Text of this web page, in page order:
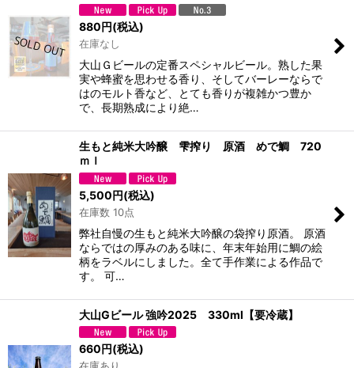
880円(税込)
在庫なし
大山Ｇビールの定番スペシャルビール。熟した果
実や蜂蜜を思わせる香り、そしてバーレーならで
はのモルト香など、とても香りが複雑かつ豊か
で、長期熟成により絶…
生もと純米大吟醸 雫搾り 原酒 めで鯛 720
ｍｌ
5,500円(税込)
在庫数 10点
弊社自慢の生もと純米大吟醸の袋搾り原酒。 原酒
ならではの厚みのある味に、年末年始用に鯛の絵
柄をラベルにしました。全て手作業による作品で
す。 可…
大山Gビール 強吟2025 330ml【要冷蔵】
660円(税込)